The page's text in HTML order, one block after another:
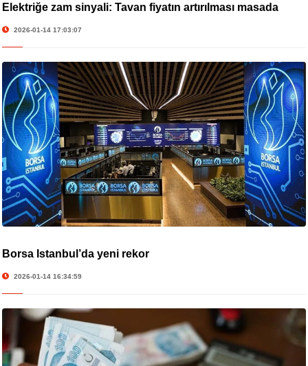
Elektriğe zam sinyali: Tavan fiyatın artırılması masada
2026-01-14 17:03:07
Borsa İstanbul’da yeni rekor
2026-01-14 16:34:59